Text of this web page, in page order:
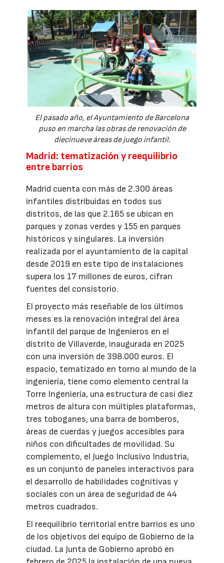
El pasado año, el Ayuntamiento de Barcelona
puso en marcha las obras de renovación de
diecinueve áreas de juego infantil.
Madrid: tematización y reequilibrio
entre barrios
Madrid cuenta con más de 2.300 áreas
infantiles distribuidas en todos sus
distritos, de las que 2.165 se ubican en
parques y zonas verdes y 155 en parques
históricos y singulares. La inversión
realizada por el ayuntamiento de la capital
desde 2019 en este tipo de instalaciones
supera los 17 millones de euros, cifran
fuentes del consistorio.
El proyecto más reseñable de los últimos
meses es la renovación integral del área
infantil del parque de Ingenieros en el
distrito de Villaverde, inaugurada en 2025
con una inversión de 398.000 euros. El
espacio, tematizado en torno al mundo de la
ingeniería, tiene como elemento central la
Torre Ingeniería, una estructura de casi diez
metros de altura con múltiples plataformas,
tres toboganes, una barra de bomberos,
áreas de cuerdas y juegos accesibles para
niños con dificultades de movilidad. Su
complemento, el Juego Inclusivo Industria,
es un conjunto de paneles interactivos para
el desarrollo de habilidades cognitivas y
sociales con un área de seguridad de 44
metros cuadrados.
El reequilibrio territorial entre barrios es uno
de los objetivos del equipo de Gobierno de la
ciudad. La Junta de Gobierno aprobó en